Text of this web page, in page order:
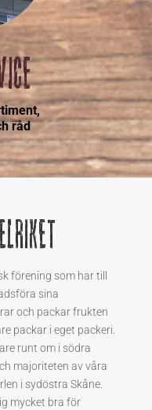
råd
förening som har till
sina
och packar frukten
packar i eget packeri.
runt om i södra
majoriteten av våra
i sydöstra Skåne.
mycket bra för